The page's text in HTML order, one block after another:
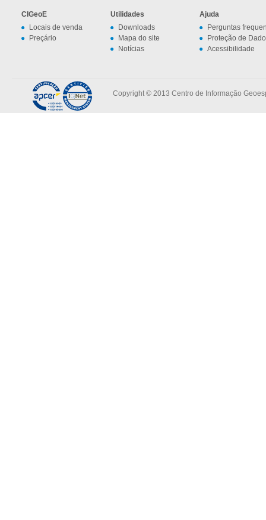
CIGeoE
Locais de venda
Preçário
Utilidades
Downloads
Mapa do site
Notícias
Ajuda
Perguntas
Proteção de
Acessibilidade
Copyright © 2013 Centro de Informação